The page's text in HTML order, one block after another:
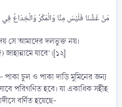
সে আমাদের দলভুক্ত নয়।
যাবে’।[১২]
চুল ও পাকা দাড়ি মুমিনের জন্য
পরিগণিত হবে। যা একাধিক সহীহ
বর্ণিত হয়েছে-